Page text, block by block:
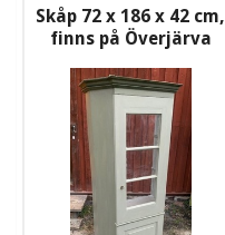
Skåp 72 x 186 x 42 cm,
finns på Överjärva